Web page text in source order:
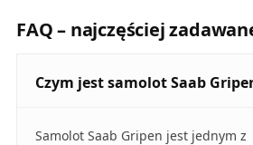
FAQ – najczęściej
Czym jest samolot Saab
Samolot Saab Gripen jest jednym z